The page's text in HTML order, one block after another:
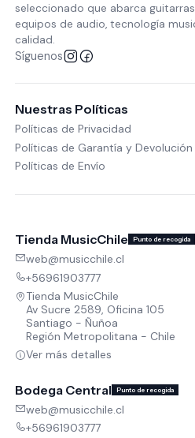
seleccionado que abarca
equipos de audio, tecnología
calidad.
Síguenos
Nuestras Políticas
Políticas de Privacidad
Políticas de Garantía y Devolución
Políticas de Envío
Tienda MusicChile Punto de recogida
web@musicchile.cl
+56961903777
Tienda MusicChile
Av Sucre 2589, Oficina 105
Santiago - Ñuñoa
Región Metropolitana - Chile
Ver más detalles
Bodega Central Punto de recogida
web@musicchile.cl
+56961903777